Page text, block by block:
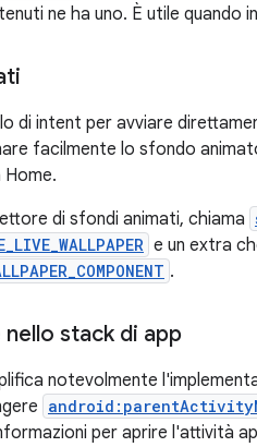
ne ha uno. È utile quando
di intent per avviare
facilmente lo sfondo
di sfondi animati, chiama
e un extra
.
stack di app
notevolmente
per aprire l'attività